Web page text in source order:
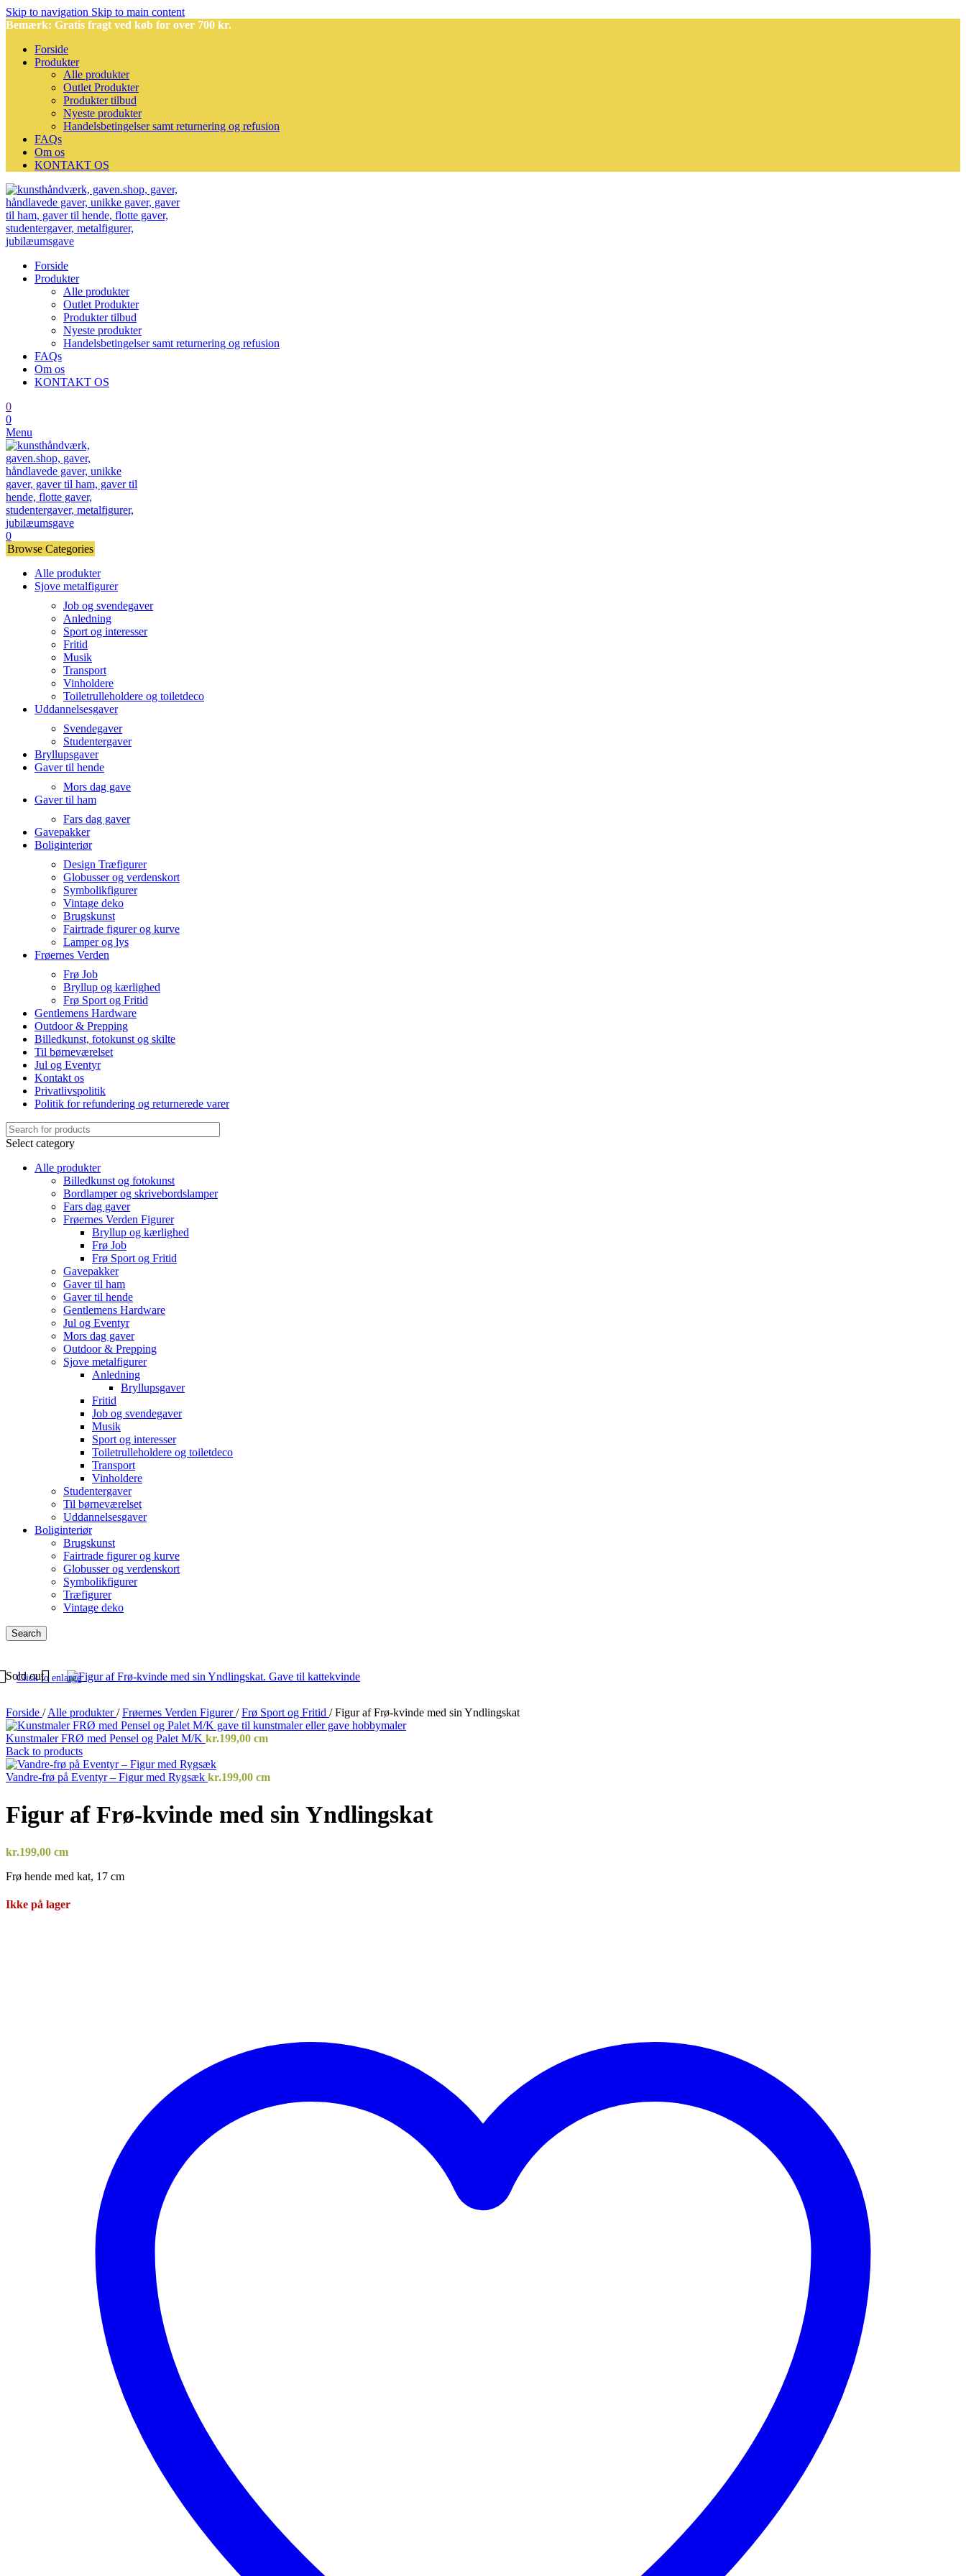
Skip to navigation Skip to main content
Bemærk: Gratis fragt ved køb for over 700 kr.
Forside
Produkter
Alle produkter
Outlet Produkter
Produkter tilbud
Nyeste produkter
Handelsbetingelser samt returnering og refusion
FAQs
Om os
KONTAKT OS
Forside
Produkter
Alle produkter
Outlet Produkter
Produkter tilbud
Nyeste produkter
Handelsbetingelser samt returnering og refusion
FAQs
Om os
KONTAKT OS
0
0
Menu
0
Browse Categories
Alle produkter
Sjove metalfigurer
Job og svendegaver
Anledning
Sport og interesser
Fritid
Musik
Transport
Vinholdere
Toiletrulleholdere og toiletdeco
Uddannelsesgaver
Svendegaver
Studentergaver
Bryllupsgaver
Gaver til hende
Mors dag gave
Gaver til ham
Fars dag gaver
Gavepakker
Boliginteriør
Design Træfigurer
Globusser og verdenskort
Symbolikfigurer
Vintage deko
Brugskunst
Fairtrade figurer og kurve
Lamper og lys
Frøernes Verden
Frø Job
Bryllup og kærlighed
Frø Sport og Fritid
Gentlemens Hardware
Outdoor & Prepping
Billedkunst, fotokunst og skilte
Til børneværelset
Jul og Eventyr
Kontakt os
Privatlivspolitik
Politik for refundering og returnerede varer
Select category
Alle produkter
Billedkunst og fotokunst
Bordlamper og skrivebordslamper
Fars dag gaver
Frøernes Verden Figurer
Bryllup og kærlighed
Frø Job
Frø Sport og Fritid
Gavepakker
Gaver til ham
Gaver til hende
Gentlemens Hardware
Jul og Eventyr
Mors dag gaver
Outdoor & Prepping
Sjove metalfigurer
Anledning
Bryllupsgaver
Fritid
Job og svendegaver
Musik
Sport og interesser
Toiletrulleholdere og toiletdeco
Transport
Vinholdere
Studentergaver
Til børneværelset
Uddannelsesgaver
Boliginteriør
Brugskunst
Fairtrade figurer og kurve
Globusser og verdenskort
Symbolikfigurer
Træfigurer
Vintage deko
Search
Sold out
Click to enlarge
Forside / Alle produkter/ Frøernes Verden Figurer/ Frø Sport og Fritid / Figur af Frø-kvinde med sin Yndlingskat
Kunstmaler FRØ med Pensel og Palet M/K kr.199,00 cm
Back to products
Vandre-frø på Eventyr – Figur med Rygsæk kr.199,00 cm
Figur af Frø-kvinde med sin Yndlingskat
kr.199,00 cm
Frø hende med kat, 17 cm
Ikke på lager